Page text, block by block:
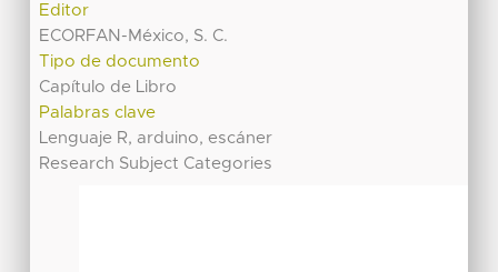
Editor
ECORFAN-México, S. C.
Tipo de documento
Capítulo de Libro
Palabras clave
Lenguaje R, arduino, escáner
Research Subject Categories